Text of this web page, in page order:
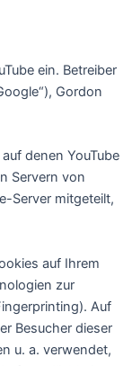
ein. Betreiber
Gordon
denen YouTube
Servern von
Server mitgeteilt,
auf Ihrem
zur
Auf
Besucher dieser
u. a. verwendet,